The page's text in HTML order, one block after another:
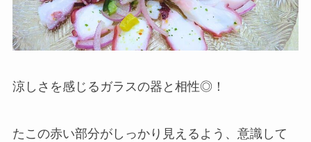
涼しさを感じるガラスの器と相性◎！
たこの赤い部分がしっかり見えるよう、意識して